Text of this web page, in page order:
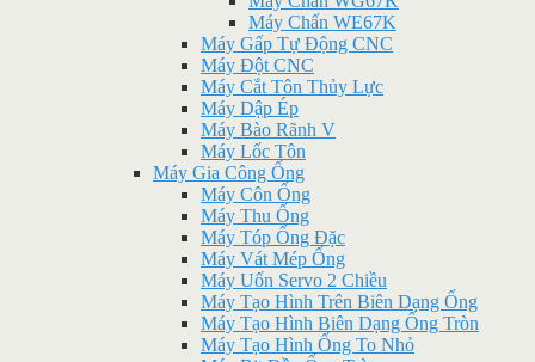
Máy Chấn WE67K
Máy Gấp Tự Động CNC
Máy Đột CNC
Máy Cắt Tôn Thủy Lực
Máy Dập Ép
Máy Bào Rãnh V
Máy Lốc Tôn
Máy Gia Công Ống
Máy Côn Ống
Máy Thu Ống
Máy Tóp Ống Đặc
Máy Vát Mép Ống
Máy Uốn Servo 2 Chiều
Máy Tạo Hình Trên Biên Dạng Ống
Máy Tạo Hình Biên Dạng Ống Tròn
Máy Tạo Hình Ống To Nhỏ